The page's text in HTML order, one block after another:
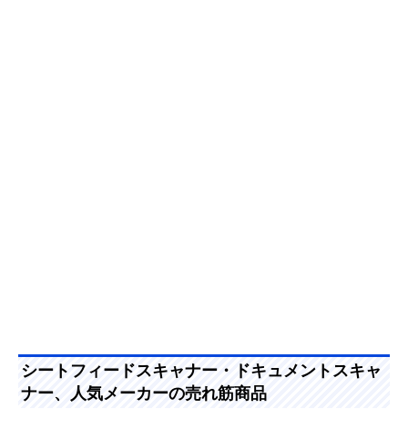
シートフィードスキャナー・ドキュメントスキャ
ナー、人気メーカーの売れ筋商品